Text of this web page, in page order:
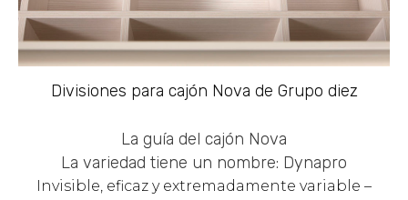
Divisiones para cajón Nova de Grupo diez
La guía del cajón Nova
La variedad tiene un nombre: Dynapro
Invisible, eficaz y extremadamente variable –